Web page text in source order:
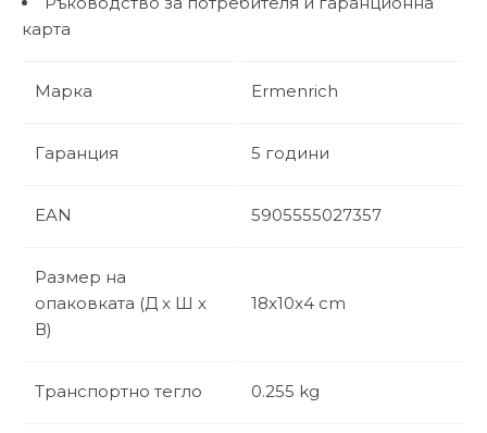
карта
Марка Ermenrich
Гаранция 5 години
EAN 5905555027357
Размер на
опаковката (Д x Ш x
В)
18x10x4 cm
Транспортно тегло 0.255 kg